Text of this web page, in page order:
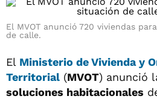
El MVOT anunció 720 viviendas
de calle.
El Ministerio de Vivienda y
Territorial (MVOT) anunció
soluciones habitacionales